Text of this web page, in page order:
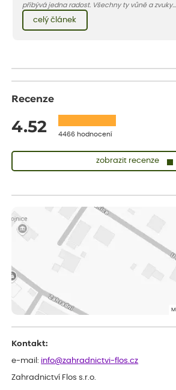
přibývá jedna radost. Všechny ty vůně a zvuky
červencové zahrady. Sklizeň rybízu do kuchyně
vnese neuvěřitelný klid a radost. A taky trochu
bezstarostnosti dětství při mlsání babiččina
celý článek
Recenze
4.52 4466 hodnocení
zobrazit recenze
Vše v pořádku, jsem spokojena.
ověřený nákup
Rostlina mi přišla v dobrém stavu, jsem
Zuzana
Spokojenost s dodáním kvalitních rostlin
Kontakt:
e-mail: info@zahradnictvi-flos.cz
Zahradnictví Flos s.r.o.